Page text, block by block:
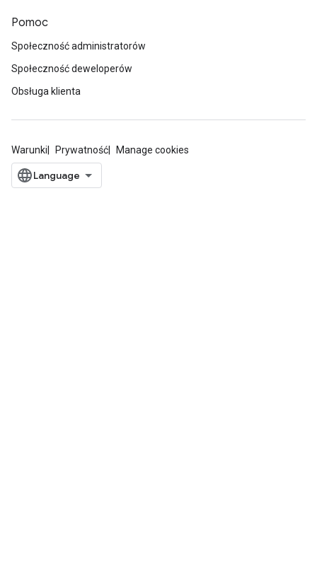
Pomoc
Społeczność administratorów
Społeczność deweloperów
Obsługa klienta
Warunki Prywatność Manage cookies